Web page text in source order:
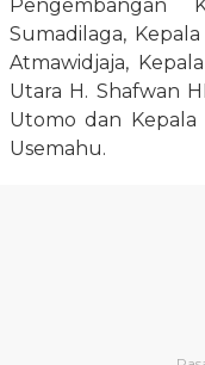
Pengembangan
Sumadilaga,
Atmawidjaja,
Utara H. Shafwan
Utomo dan Kepala
Usemahu.